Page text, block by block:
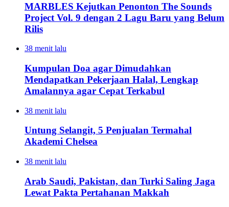
MARBLES Kejutkan Penonton The Sounds
Project Vol. 9 dengan 2 Lagu Baru yang Belum
Rilis
38 menit lalu
Kumpulan Doa agar Dimudahkan
Mendapatkan Pekerjaan Halal, Lengkap
Amalannya agar Cepat Terkabul
38 menit lalu
Untung Selangit, 5 Penjualan Termahal
Akademi Chelsea
38 menit lalu
Arab Saudi, Pakistan, dan Turki Saling Jaga
Lewat Pakta Pertahanan Makkah